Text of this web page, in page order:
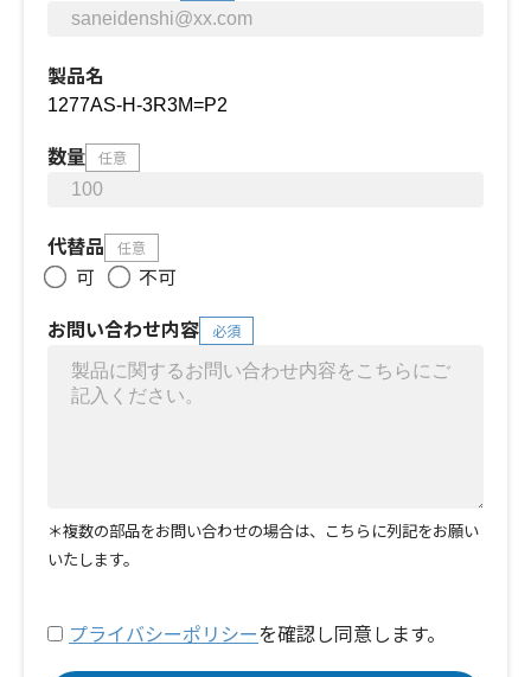
製品名
数量 任意
代替品 任意
可
不可
お問い合わせ内容
必須
＊複数の部品をお問い合わせの場合は、こちらに列記をお願い
いたします。
プライバシーポリシーを確認し同意します。